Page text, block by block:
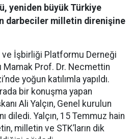
yeniden büyük Türkiye
darbeciler milletin direnişine
ve İşbirliği Platformu Derneği
Mamak Prof. Dr. Necmettin
yoğun katılımla yapıldı.
bir konuşma yapan
Ali Yalçın, Genel kurulun
diledi. Yalçın, 15 Temmuz hain
milletin ve STK’ların dik